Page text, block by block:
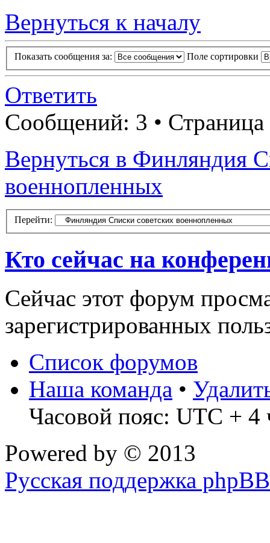
Вернуться к началу
Показать сообщения за: Поле сортировки
Ответить
Сообщений: 3 • Страница
Вернуться в Финляндия
военнопленных
Перейти:
Кто сейчас на
Сейчас этот форум
зарегистрированных
Список форумов
Наша команда •
Часовой пояс: UTC + 4
Powered by © 2013
Русская поддержка phpBB